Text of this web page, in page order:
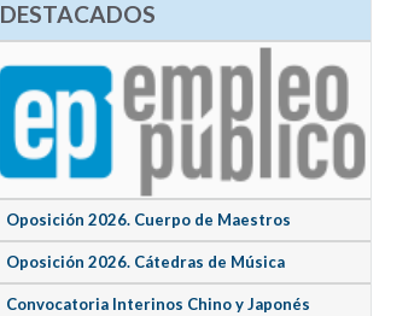
DESTACADOS
Oposición 2026. Cuerpo de Maestros
Oposición 2026. Cátedras de Música
Convocatoria Interinos Chino y Japonés